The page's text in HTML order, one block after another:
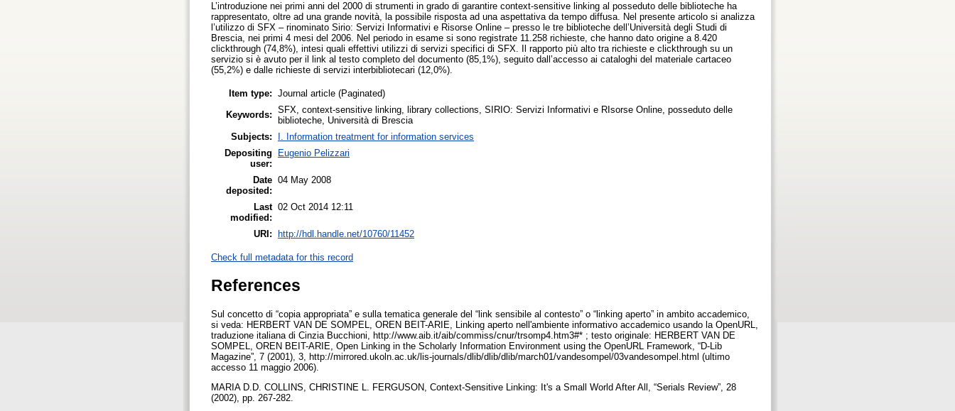
L’introduzione nei primi anni del 2000 di strumenti in grado di garantire context-sensitive linking al posseduto delle biblioteche ha
rappresentato, oltre ad una grande novità, la possibile risposta ad una aspettativa da tempo diffusa. Nel presente articolo si analizza
l’utilizzo di SFX – rinominato Sirio: Servizi Informativi e Risorse Online – presso le tre biblioteche dell’Università degli Studi di
Brescia, nei primi 4 mesi del 2006. Nel periodo in esame si sono registrate 11.258 richieste, che hanno dato origine a 8.420
clickthrough (74,8%), intesi quali effettivi utilizzi di servizi specifici di SFX. Il rapporto più alto tra richieste e clickthrough su un
servizio si è avuto per il link al testo completo del documento (85,1%), seguito dall’accesso ai cataloghi del materiale cartaceo
(55,2%) e dalle richieste di servizi interbibliotecari (12,0%).
Item type: Journal article (Paginated)
Keywords: SFX, context-sensitive linking, library collections, SIRIO: Servizi Informativi e RIsorse Online, posseduto delle
biblioteche, Università di Brescia
Subjects:
I. Information treatment for information services
Depositing
user:
Eugenio Pelizzari
Date
deposited:
04 May 2008
Last
modified:
02 Oct 2014 12:11
URI: http://hdl.handle.net/10760/11452
Check full metadata for this record
References
Sul concetto di “copia appropriata” e sulla tematica generale del “link sensibile al contesto” o “linking aperto” in ambito accademico,
si veda: HERBERT VAN DE SOMPEL, OREN BEIT-ARIE, Linking aperto nell'ambiente informativo accademico usando la OpenURL,
traduzione italiana di Cinzia Bucchioni, http://www.aib.it/aib/commiss/cnur/trsomp4.htm3#* ; testo originale: HERBERT VAN DE
SOMPEL, OREN BEIT-ARIE, Open Linking in the Scholarly Information Environment using the OpenURL Framework, “D-Lib
Magazine”, 7 (2001), 3, http://mirrored.ukoln.ac.uk/lis-journals/dlib/dlib/dlib/march01/vandesompel/03vandesompel.html (ultimo
accesso 11 maggio 2006).
MARIA D.D. COLLINS, CHRISTINE L. FERGUSON, Context-Sensitive Linking: It's a Small World After All, “Serials Review”, 28
(2002), pp. 267-282.